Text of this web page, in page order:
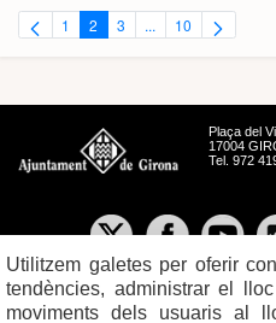
Pàgina
1 Pàgina
2 Pàgina
3 ...PàginesPàgina
10
Plaça del
17004
Tel. 972
Utilitzem galetes per oferir
tendències, administrar el
moviments dels usuaris al